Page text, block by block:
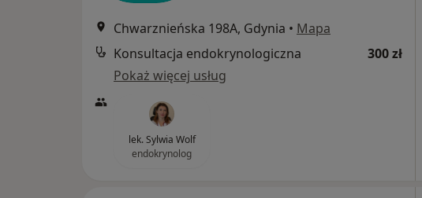
Chwarznieńska 198A, Gdynia • Mapa
Konsultacja endokrynologiczna
300 zł
Pokaż więcej usług
lek. Sylwia Wolf
endokrynolog